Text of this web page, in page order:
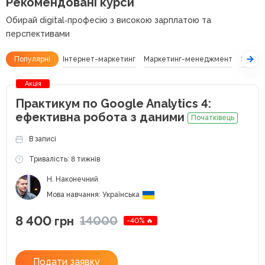
Обирай digital‑професію з високою зарплатою та
перспективами
Популярні Інтернет-маркетинг Маркетинг-менеджмент SEO
Акція
Практикум по Google Analytics 4:
ефективна робота з даними
Початківець
В записі
Тривалість: 8 тижнів
Н. Наконечний
Мова навчання: Українська
8 400 грн 14000 -40% 🔥
Подати заявку